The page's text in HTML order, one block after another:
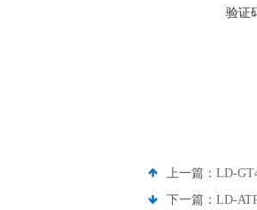
验证
上一篇： LD-
下一篇： LD-